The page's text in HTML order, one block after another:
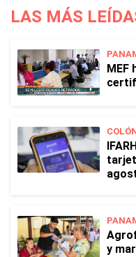
LAS MÁS
MEF
y